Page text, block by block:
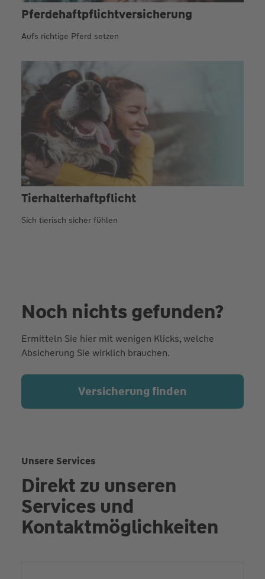
Pferdehaftpflicht­versicherung
Aufs richtige Pferd setzen
Tierhalterhaftpflicht
Sich tierisch sicher fühlen
Noch nichts gefunden?
Ermitteln Sie hier mit wenigen Klicks, welche
Absicherung Sie wirklich brauchen.
Versicherung finden
Unsere Services
Direkt zu unseren
Services und
Kontaktmöglichkeiten